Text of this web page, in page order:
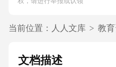
当前位置： 人人文库 > 教
文档描述